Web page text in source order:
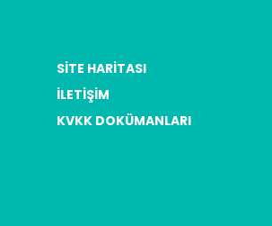
SITE HARITASI
İLETIŞIM
KVKK DOKÜMANLARI